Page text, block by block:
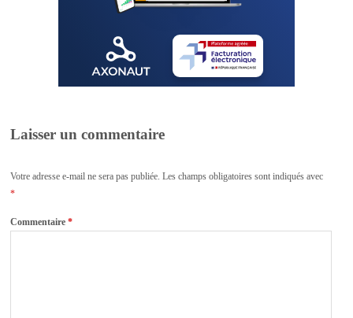
Laisser un commentaire
Votre adresse e-mail ne sera pas publiée. Les champs obligatoires sont indiqués avec
*
Commentaire*